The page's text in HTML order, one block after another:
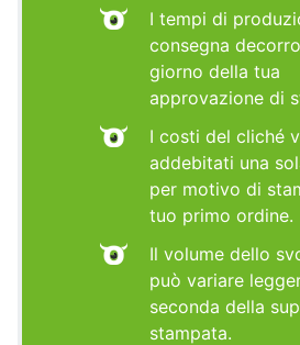
I tempi di
consegna
giorno della tua
approvazione di
I costi del cliché
addebitati una
per motivo di
tuo primo ordine.
Il volume dello
può variare
seconda della
stampata.